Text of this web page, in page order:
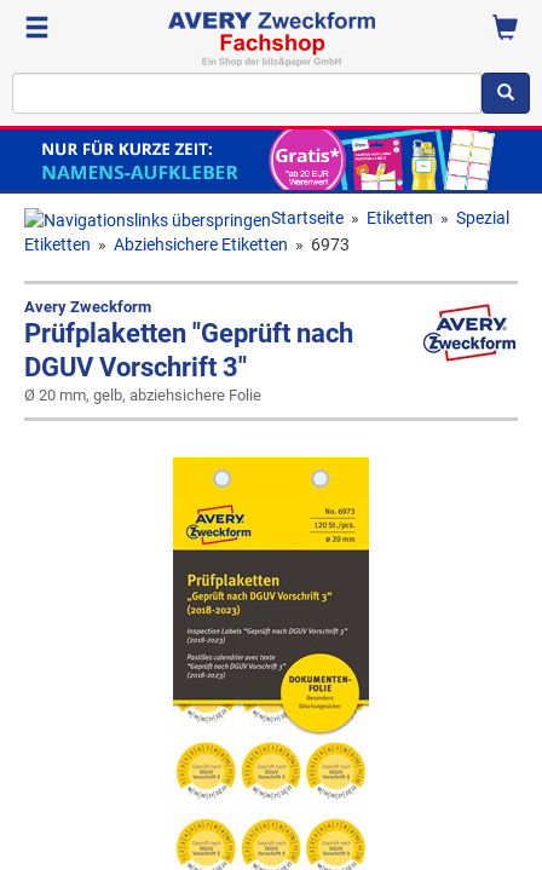
Startseite » Etiketten » Spezial
Etiketten » Abziehsichere Etiketten » 6973
Avery Zweckform
Prüfplaketten "Geprüft nach
DGUV Vorschrift 3"
Ø 20 mm, gelb, abziehsichere Folie